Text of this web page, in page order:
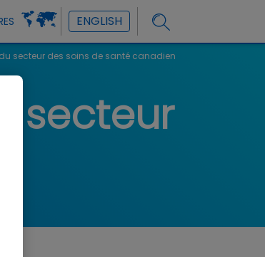
ENGLISH
secteur des soins de santé canadien
secteur